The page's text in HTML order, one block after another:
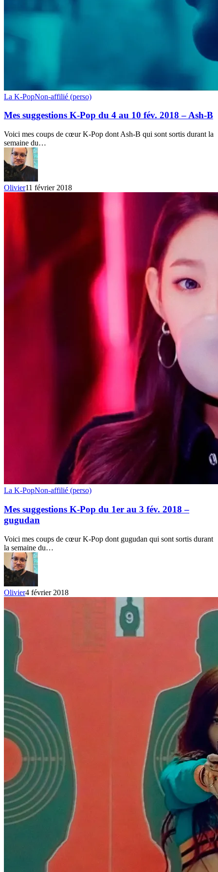
Mes
K-
du
4
au
10
fév.
2018
–
Ash-
La K-PopNon-affilié (perso)
Mes suggestions K-Pop du 4 au 10 fév. 2018 – Ash-B
Voici mes coups de cœur K-Pop dont Ash-B qui sont sortis durant la
semaine du…
Olivier11 février 2018
Mes
K-
Pop
du
au
3
fév.
2018
–
gugudan
La K-PopNon-affilié (perso)
Mes suggestions K-Pop du 1er au 3 fév. 2018 –
gugudan
Voici mes coups de cœur K-Pop dont gugudan qui sont sortis durant
la semaine du…
Olivier4 février 2018